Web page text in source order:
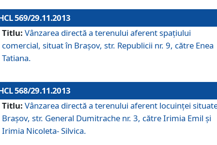
569/29.11.2013
Titlu: Vânzarea directă a terenului aferent spaţiului
comercial, situat în Braşov, str. Republicii nr. 9, către Enea
Tatiana.
568/29.11.2013
Titlu: Vânzarea directă a terenului aferent locuinţei
Braşov, str. General Dumitrache nr. 3, către Irimia Emil şi
Irimia Nicoleta- Silvica.